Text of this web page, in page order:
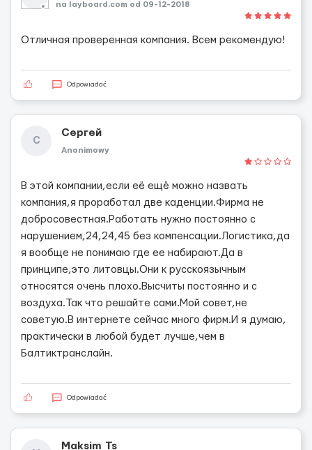
na layboard.com od 09-12-2018
Отличная проверенная компания. Всем рекомендую!
Odpowiadać
С
Сергей
Anonimowy
В этой компании,если её ещё можно назвать
компания,я проработал две каденции.Фирма не
добросовестная.Работать нужно постоянно с
нарушением,24,24,45 без компенсации.Логистика,да
я вообще не понимаю где ее набирают.Да в
принципе,это литовцы.Они к русскоязычным
относятся очень плохо.Высчиты постоянно и с
воздуха.Так что решайте сами.Мой совет,не
советую.В интернете сейчас много фирм.И я думаю,
практически в любой будет лучше,чем в
Балтиктранслайн.
Odpowiadać
Maksim Ts